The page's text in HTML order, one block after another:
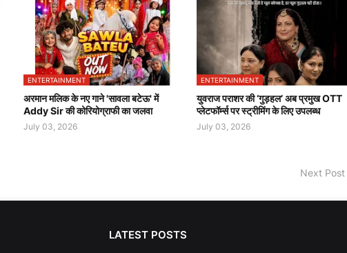
ENTERTAINMENT
अरमान मलिक के नए गाने 'सावला बटेऊ' में
Addy Sir की कोरियोग्राफी का जलवा
July 03, 2026
ENTERTAINMENT
युवराज पराशर की ‘गुड़हल’ अब प्रमुख OTT
प्लेटफॉर्म्स पर स्ट्रीमिंग के लिए उपलब्ध
July 03, 2026
Next Post
LATEST POSTS